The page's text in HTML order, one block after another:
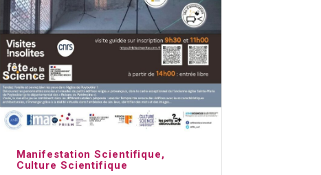
Manifestation Scientifique,
Culture Scientifique